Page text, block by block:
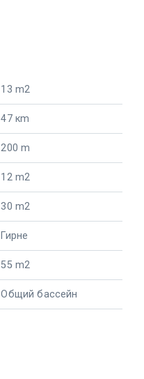
13 m2
47 кm
200 m
12 m2
30 m2
Гирне
55 m2
Общий бассейн